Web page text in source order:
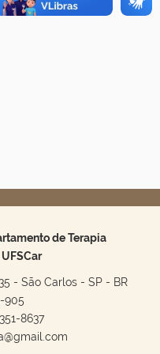
de Terapia
- São Carlos - SP - BR
905
8637